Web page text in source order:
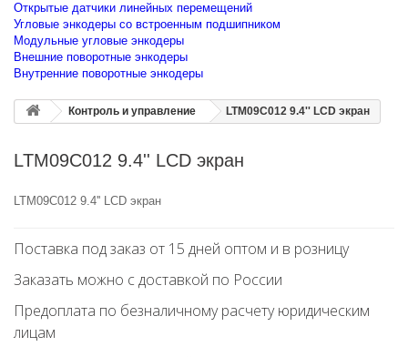
Открытые датчики линейных перемещений
Угловые энкодеры со встроенным подшипником
Модульные угловые энкодеры
Внешние поворотные энкодеры
Внутренние поворотные энкодеры
Контроль и управление LTM09C012 9.4'' LCD экран
LTM09C012 9.4'' LCD экран
LTM09C012 9.4'' LCD экран
Поставка под заказ от 15 дней оптом и в розницу
Заказать можно с доставкой по России
Предоплата по безналичному расчету юридическим
лицам